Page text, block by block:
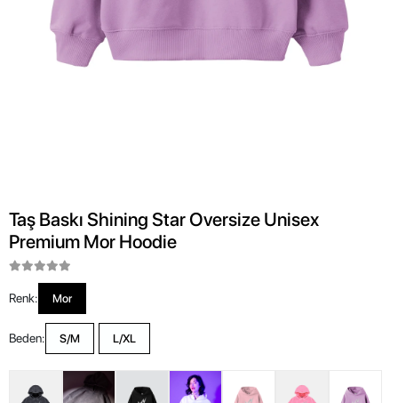
Taş Baskı Shining Star Oversize Unisex
Premium Mor Hoodie
Renk: Mor
Beden: S/M L/XL